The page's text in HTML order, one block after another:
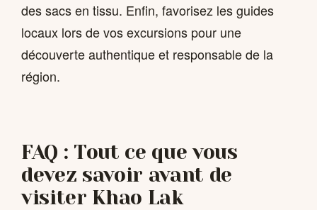
des sacs en tissu. Enfin, favorisez les guides
locaux lors de vos excursions pour une
découverte authentique et responsable de la
région.
FAQ : Tout ce que vous
devez savoir avant de
visiter Khao Lak